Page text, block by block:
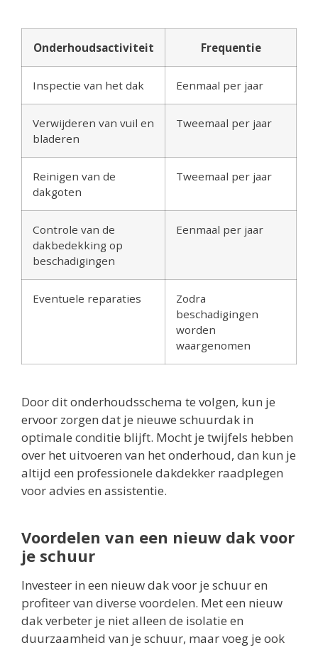
Onderhoudsactiviteit Frequentie
Inspectie van het dak Eenmaal per jaar
Verwijderen van vuil en
bladeren
Tweemaal per jaar
Reinigen van de
dakgoten
Tweemaal per jaar
Controle van de
dakbedekking op
beschadigingen
Eenmaal per jaar
Eventuele reparaties
Zodra
beschadigingen
worden
waargenomen
Door dit onderhoudsschema te volgen, kun je
ervoor zorgen dat je nieuwe schuurdak in
optimale conditie blijft. Mocht je twijfels hebben
over het uitvoeren van het onderhoud, dan kun je
altijd een professionele dakdekker raadplegen
voor advies en assistentie.
Voordelen van een nieuw dak voor
je schuur
Investeer in een nieuw dak voor je schuur en
profiteer van diverse voordelen. Met een nieuw
dak verbeter je niet alleen de isolatie en
duurzaamheid van je schuur, maar voeg je ook